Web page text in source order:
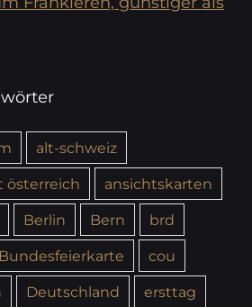
alt-schweiz
österreich
ansichtskarten
Berlin Bern
brd
Bundesfeierkarte
cou
Deutschland
ersttag